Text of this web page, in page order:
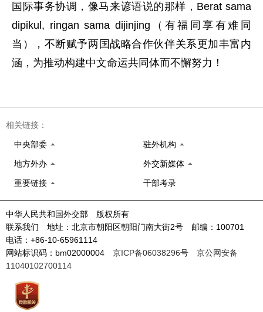
国际事务协调，像马来谚语说的那样，Berat sama
dipikul, ringan sama dijinjing（有福同享有难同
当），不断赋予两国战略合作伙伴关系更加丰富内
涵，为推动构建中文命运共同体而不懈努力！
相关链接：
中央部委 驻外机构
地方外办 外交新媒体
重要链接 干部考录
中华人民共和国外交部 版权所有
联系我们 地址：北京市朝阳区朝阳门南大街2号 邮编：100701
电话：+86-10-65961114
网站标识码：bm02000004 京ICP备06038296号
京公网安备
11040102700114